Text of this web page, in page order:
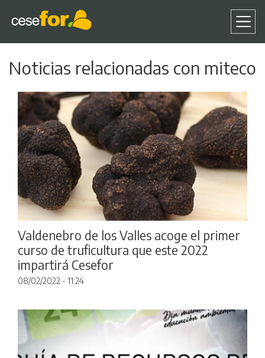
al
principal
Noticias relacionadas con miteco
Valdenebro de los Valles acoge el primer
curso de truficultura que este 2022
impartirá Cesefor
08/02/2022 - 11:24